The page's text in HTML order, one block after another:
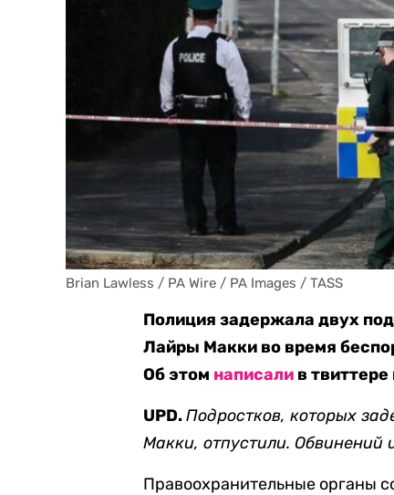
Brian Lawless / PA Wire / PA Images / TASS
Полиция задержала двух
Лайры Макки во время
Об этом написали в
UPD. Подростков, которых з
Макки, отпустили. Обвинений
Правоохранительные органы